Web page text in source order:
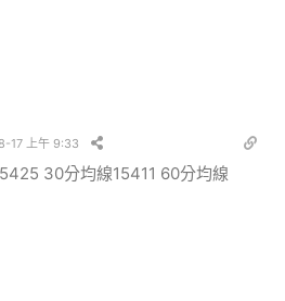
17 上午 9:33
30分均線15411 60分均線